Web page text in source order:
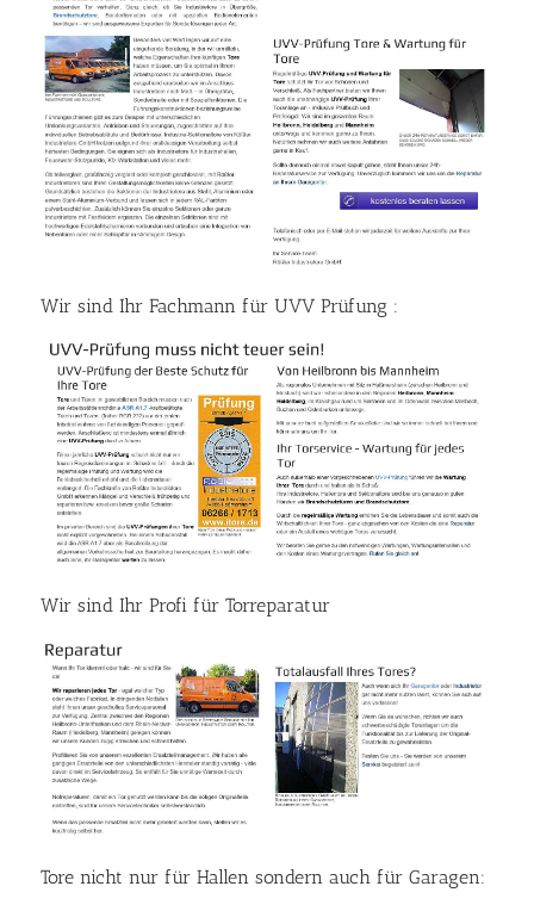
Wir sind Ihr Fachmann für UVV Prüfung :
Wir sind Ihr Profi für Torreparatur
Tore nicht nur für Hallen sondern auch für Garagen: